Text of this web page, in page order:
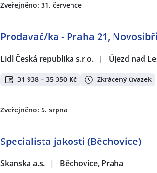
Zveřejněno: 31. července
Prodavač/ka - Praha 21,
Lidl Česká republika s.r.o. | Újezd nad
31 938 – 35 350 Kč Zkrácený úvazek
Zveřejněno: 5. srpna
Specialista jakosti (Běchovice)
Skanska a.s. | Běchovice, Praha